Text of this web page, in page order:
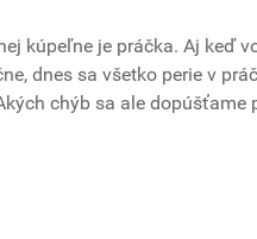
kúpeľne je práčka. Aj keď
dnes sa všetko perie v
chýb sa ale dopúšťame